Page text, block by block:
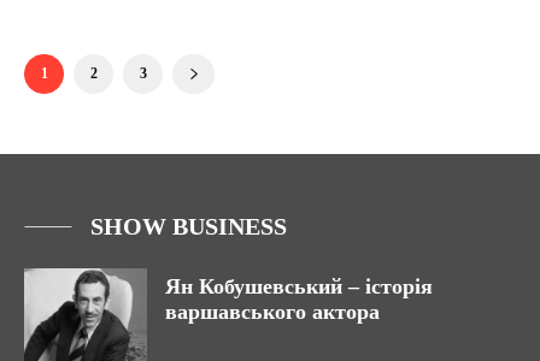
1 2 3
SHOW BUSINESS
Ян Кобушевський – історія
варшавського актора